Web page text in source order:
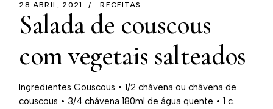
28 ABRIL, 2021 RECEITAS
Salada de couscous
com vegetais salteados
Ingredientes Couscous • 1/2 chávena ou chávena de
couscous • 3/4 chávena 180ml de água quente • 1 c.